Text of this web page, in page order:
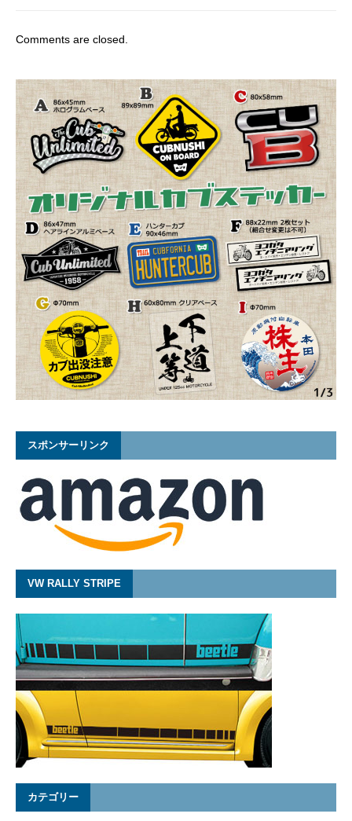
Comments are closed.
スポンサーリンク
VW RALLY STRIPE
カテゴリー